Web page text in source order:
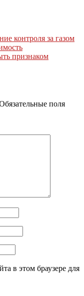
контроля за газом
признаком
поля
в этом браузере для